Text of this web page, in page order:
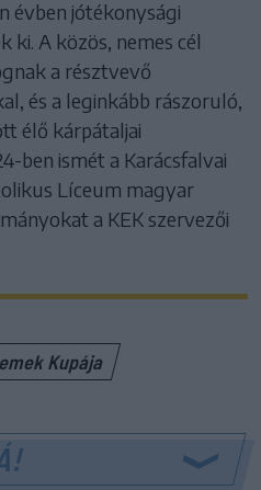
évben jótékonysági
ki. A közös, nemes cél
a résztvevő
és a leginkább rászoruló,
élő kárpátaljai
ben ismét a Karácsfalvai
Líceum magyar
a KEK szervezői
Kupája